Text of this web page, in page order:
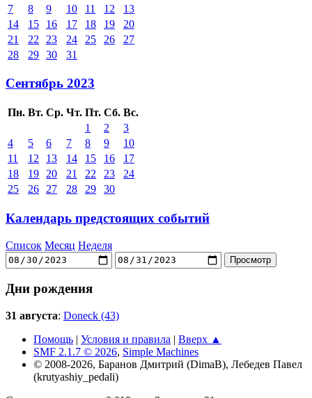
7
8 9 10 11 12
13
14
15 16 17 18 19
20
21
22 23 24 25 26
27
28
29 30 31
Сентябрь 2023
Пн. Вт. Ср. Чт. Пт. Сб. Вс.
1
2
3
4
5 6 7 8 9
10
11
12 13 14 15 16
17
18
19 20 21 22 23
24
25
26 27 28 29 30
Календарь предстоящих событий
Список Месяц Неделя
Дни рождения
31 августа: Doneck (43)
Помощь | Условия и правила | Вверх ▲
SMF 2.1.7 © 2026, Simple Machines
© 2008-2026, Баранов Дмитрий (DimaB), Лебедев Павел
(krutyashiy_pedali)